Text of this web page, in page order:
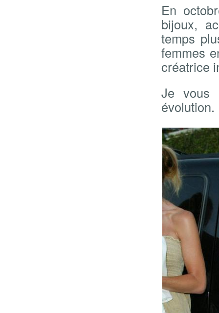
En
bijoux,
temps
femmes
créatrice
Je vous
évolution.